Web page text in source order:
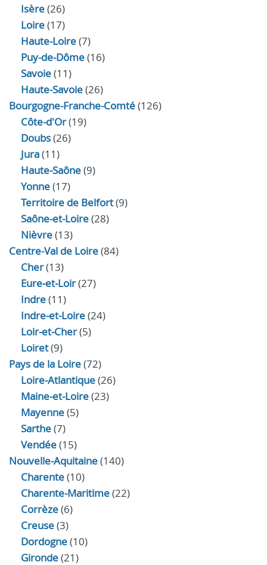
Isère(26)
Loire(17)
Haute-Loire(7)
Puy-de-Dôme(16)
Savoie(11)
Haute-Savoie(26)
Bourgogne-Franche-Comté(126)
Côte-d'Or(19)
Doubs(26)
Jura(11)
Haute‑Saône(9)
Yonne(17)
Territoire de Belfort(9)
Saône-et-Loire(28)
Nièvre(13)
Centre-Val de Loire(84)
Cher(13)
Eure‑et‑Loir(27)
Indre(11)
Indre‑et‑Loire(24)
Loir‑et‑Cher(5)
Loiret(9)
Pays de la Loire(72)
Loire-Atlantique(26)
Maine-et-Loire(23)
Mayenne(5)
Sarthe(7)
Vendée(15)
Nouvelle-Aquitaine(140)
Charente(10)
Charente-Maritime(22)
Corrèze(6)
Creuse(3)
Dordogne(10)
Gironde(21)